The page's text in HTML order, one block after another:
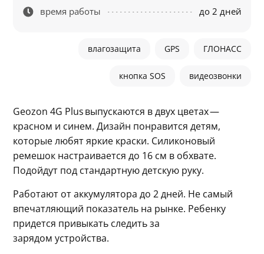
время работы до 2 дней
влагозащита GPS ГЛОНАСC
кнопка SOS видеозвонки
Geozon 4G Plus выпускаются в двух цветах —
красном и синем. Дизайн понравится детям,
которые любят яркие краски. Силиконовый
ремешок настраивается до 16 см в обхвате.
Подойдут под стандартную детскую руку.
Работают от аккумулятора до 2 дней. Не самый
впечатляющий показатель на рынке. Ребенку
придется привыкать следить за
зарядом устройства.